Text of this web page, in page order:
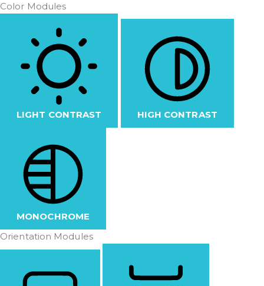
Color Modules
LIGHT CONTRAST HIGH CONTRAST
MONOCHROME
Orientation Modules